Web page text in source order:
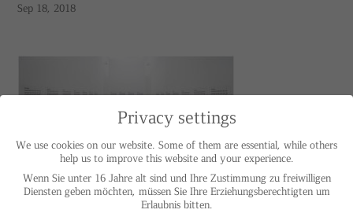
Sep 18, 2018
Privacy settings
We use cookies on our website. Some of them are essential, while others
help us to improve this website and your experience.
Wenn Sie unter 16 Jahre alt sind und Ihre Zustimmung zu freiwilligen
Diensten geben möchten, müssen Sie Ihre Erziehungsberechtigten um
Erlaubnis bitten.